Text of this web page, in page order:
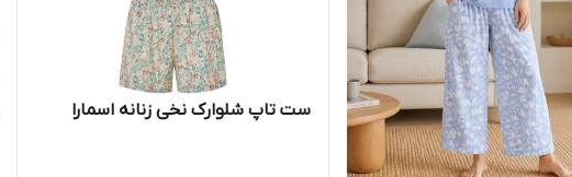
ست تاپ شلوارک نخی زنانه اسمارا